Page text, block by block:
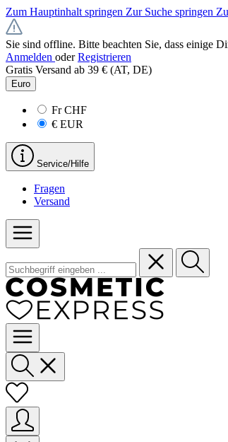
Zum Hauptinhalt springen Zur Suche springen
Sie sind offline. Bitte beachten Sie, dass einige
Anmelden oder Registrieren
Gratis Versand ab 39 € (AT, DE)
Euro
FrCHF
€ EUR
Service/Hilfe
Fragen
Versand